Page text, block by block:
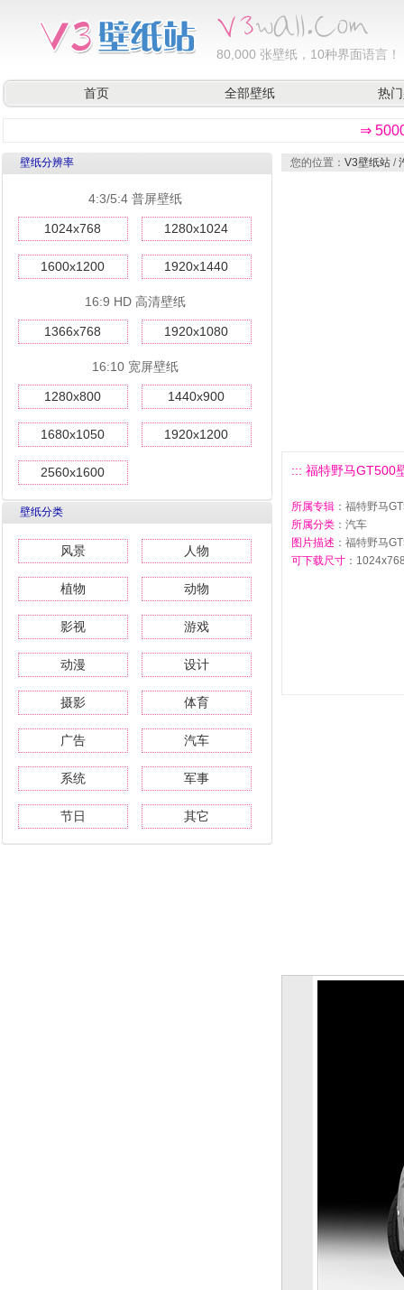
80,000 张壁纸，10种界面语言！
首页 全部壁纸 热
⇒
壁纸分辨率
4:3/5:4 普屏壁纸
1024x768 1280x1024
1600x1200 1920x1440
16:9 HD 高清壁纸
1366x768 1920x1080
16:10 宽屏壁纸
1280x800 1440x900
1680x1050 1920x1200
2560x1600
壁纸分类
风景 人物
植物 动物
影视 游戏
动漫 设计
摄影 体育
广告 汽车
系统 军事
节日 其它
您的位置： V3壁纸站 /
::: 福特野马GT500
所属专辑 ：福特野马
所属分类 ：汽车
图片描述 ：福特野马
可下载尺寸 ：